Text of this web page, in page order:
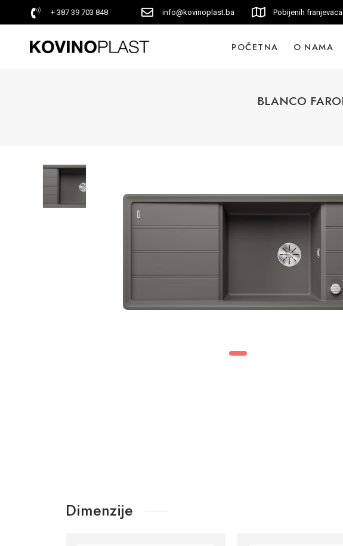
+ 387 39 703 848 info@kovinoplast.ba Pobijenih
POČETNA O NAMA
BLANCO
Dimenzije